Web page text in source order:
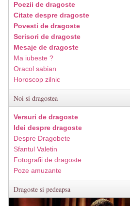
Poezii de dragoste
Citate despre dragoste
Povesti de dragoste
Scrisori de dragoste
Mesaje de dragoste
Ma iubeste ?
Oracol sabian
Horoscop zilnic
Noi si dragostea
Versuri de dragoste
Idei despre dragoste
Despre Dragobete
Sfantul Valetin
Fotografii de dragoste
Poze amuzante
Dragoste si pedeapsa